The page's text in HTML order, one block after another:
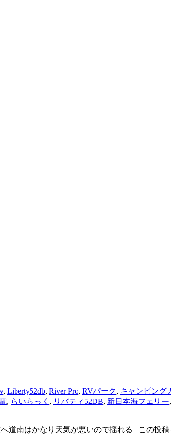
, Liberty52db, River Pro, RVパーク, キャンピング
, らいらっく , リバティ52DB, 新日本海フェリー,
南はかなり天気が悪いので揺れる この投稿